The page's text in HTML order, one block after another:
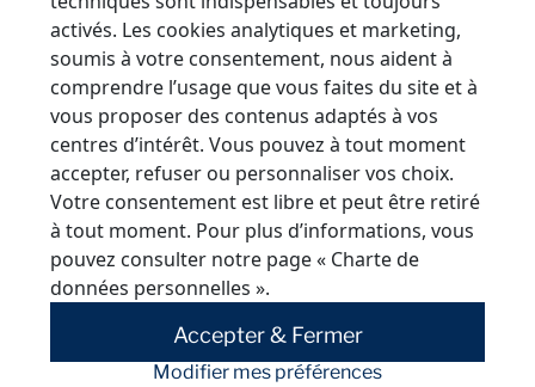
La société Acodi prend un véritable
tournant et amplifie son
développement, en lançant son
programme d’investissement. 25
ans après sa création, Acodi
affirme sa position de leader sur le
marché de l’enveloppe de bâtiment
sur mesure.
Acodi lance son programme
d’investissement
activés. Les cookies analytiques et marketing,
soumis à votre consentement, nous aident à
comprendre l’usage que vous faites du site et à
vous proposer des contenus adaptés à vos
centres d’intérêt. Vous pouvez à tout moment
accepter, refuser ou personnaliser vos choix.
Votre consentement est libre et peut être retiré
à tout moment. Pour plus d’informations, vous
pouvez consulter notre page« Charte de
données personnelles ».
Accepter & Fermer
Modifier mes préférences